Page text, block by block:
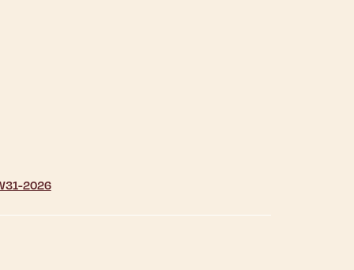
2026